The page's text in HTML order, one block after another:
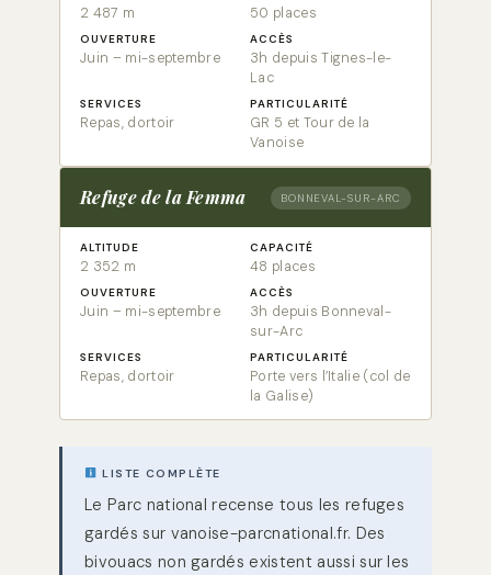
2 487 m 50 places
OUVERTURE
Juin – mi-septembre
ACCÈS
3h depuis Tignes-le-
Lac
SERVICES
Repas, dortoir
PARTICULARITÉ
GR 5 et Tour de la
Vanoise
Refuge de la Femma BONNEVAL-SUR-ARC
ALTITUDE
2 352 m
CAPACITÉ
48 places
OUVERTURE
Juin – mi-septembre
ACCÈS
3h depuis Bonneval-
sur-Arc
SERVICES
Repas, dortoir
PARTICULARITÉ
Porte vers l’Italie (col de
la Galise)
LISTE COMPLÈTE
Le Parc national recense tous les refuges
gardés sur vanoise-parcnational.fr. Des
bivouacs non gardés existent aussi sur les